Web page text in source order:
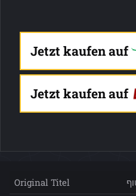
Jetzt kaufen auf
Jetzt kaufen auf
Original Titel